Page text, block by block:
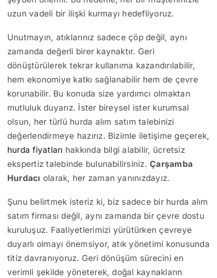
uzun vadeli bir ilişki kurmayı hedefliyoruz.
Unutmayın, atıklarınız sadece çöp değil, aynı
zamanda değerli birer kaynaktır. Geri
dönüştürülerek tekrar kullanıma kazandırılabilir,
hem ekonomiye katkı sağlanabilir hem de çevre
korunabilir. Bu konuda size yardımcı olmaktan
mutluluk duyarız. İster bireysel ister kurumsal
olsun, her türlü hurda alım satım talebinizi
değerlendirmeye hazırız. Bizimle iletişime geçerek,
hurda fiyatları hakkında bilgi alabilir, ücretsiz
ekspertiz talebinde bulunabilirsiniz.Çarşamba
Hurdacı olarak, her zaman yanınızdayız.
Şunu belirtmek isteriz ki, biz sadece bir hurda alım
satım firması değil, aynı zamanda bir çevre dostu
kuruluşuz. Faaliyetlerimizi yürütürken çevreye
duyarlı olmayı önemsiyor, atık yönetimi konusunda
titiz davranıyoruz. Geri dönüşüm sürecini en
verimli şekilde yöneterek, doğal kaynakların